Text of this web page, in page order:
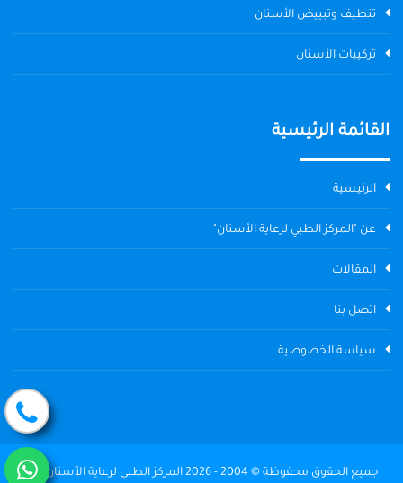
تنظيف وتبييض الأسنان
تركيبات الأسنان
القائمة الرئيسية
الرئيسية
عن "المركز الطبي لرعاية الأسنان"
المقالات
اتصل بنا
سياسة الخصوصية
جميع الحقوق محفوظة © 2004 - 2026 المركز الطبي لرعاية الأسنان The